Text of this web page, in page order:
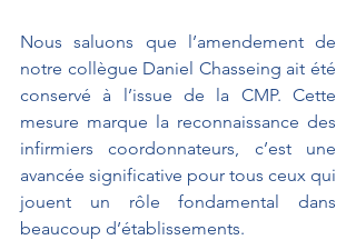
Nous saluons que l’amendement de
notre collègue Daniel Chasseing ait été
conservé à l’issue de la CMP. Cette
mesure marque la reconnaissance des
infirmiers coordonnateurs, c’est une
avancée significative pour tous ceux qui
jouent un rôle fondamental dans
beaucoup d’établissements.